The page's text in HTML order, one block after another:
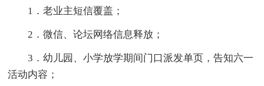
1．老业主短信覆盖；
2．微信、论坛网络信息释放；
3．幼儿园、小学放学期间门口派发单页，告知六一
活动内容；